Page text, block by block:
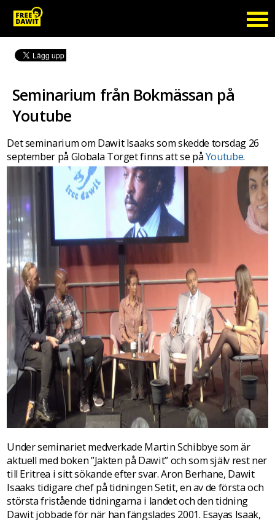
Seminarium från Bokmässan på
Youtube
Det seminarium om Dawit Isaaks som skedde torsdag 26
september på Globala Torget finns att se påYoutube.
Under seminariet medverkade Martin Schibbye som är
aktuell med boken ”Jakten på Dawit” och som själv rest ner
till Eritrea i sitt sökande efter svar. Aron Berhane, Dawit
Isaaks tidigare chef på tidningen Setit, en av de första och
största fristående tidningarna i landet och den tidning
Dawit jobbade för när han fängslades 2001. Esayas Isaak,